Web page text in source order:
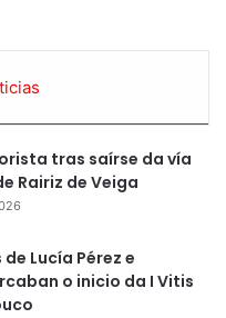
tras saírse da vía
Rairiz de Veiga
Lucía Pérez e
o inicio da I Vitis